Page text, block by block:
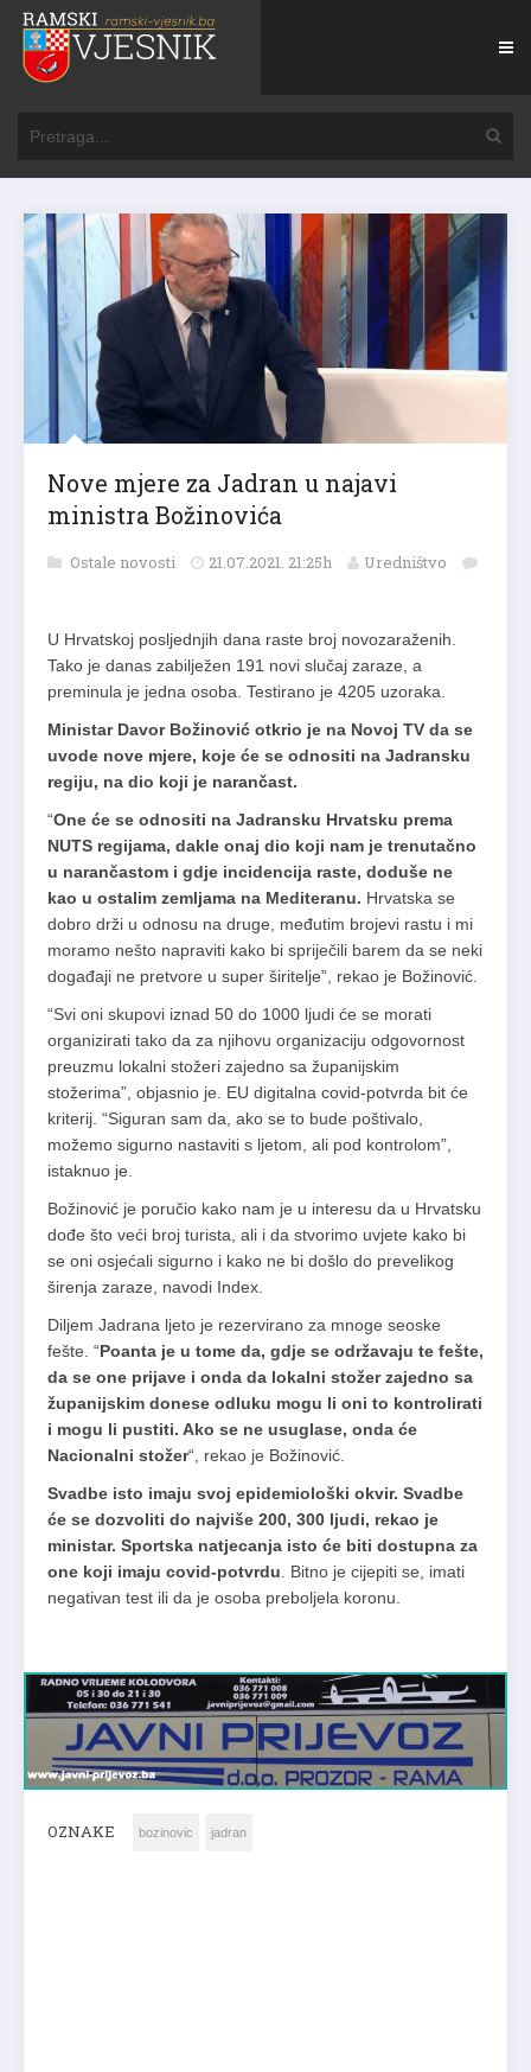
Nove mjere za Jadran u najavi
ministra Božinovića
Ostale novosti 21.07.2021. 21:25h Uredništvo
U Hrvatskoj posljednjih dana raste broj novozaraženih.
Tako je danas zabilježen 191 novi slučaj zaraze, a
preminula je jedna osoba. Testirano je 4205 uzoraka.
Ministar Davor Božinović otkrio je na Novoj TV da se
uvode nove mjere, koje će se odnositi na Jadransku
regiju, na dio koji je narančast.
“One će se odnositi na Jadransku Hrvatsku prema
NUTS regijama, dakle onaj dio koji nam je trenutačno
u narančastom i gdje incidencija raste, doduše ne
kao u ostalim zemljama na Mediteranu. Hrvatska se
dobro drži u odnosu na druge, međutim brojevi rastu i mi
moramo nešto napraviti kako bi spriječili barem da se neki
događaji ne pretvore u super širitelje”, rekao je Božinović.
“Svi oni skupovi iznad 50 do 1000 ljudi će se morati
organizirati tako da za njihovu organizaciju odgovornost
preuzmu lokalni stožeri zajedno sa županijskim
stožerima”, objasnio je. EU digitalna covid-potvrda bit će
kriterij. “Siguran sam da, ako se to bude poštivalo,
možemo sigurno nastaviti s ljetom, ali pod kontrolom”,
istaknuo je.
Božinović je poručio kako nam je u interesu da u Hrvatsku
dođe što veći broj turista, ali i da stvorimo uvjete kako bi
se oni osjećali sigurno i kako ne bi došlo do prevelikog
širenja zaraze, navodi Index.
Diljem Jadrana ljeto je rezervirano za mnoge seoske
fešte. “Poanta je u tome da, gdje se održavaju te fešte,
da se one prijave i onda da lokalni stožer zajedno sa
županijskim donese odluku mogu li oni to kontrolirati
i mogu li pustiti. Ako se ne usuglase, onda će
Nacionalni stožer“, rekao je Božinović.
Svadbe isto imaju svoj epidemiološki okvir. Svadbe
će se dozvoliti do najviše 200, 300 ljudi, rekao je
ministar. Sportska natjecanja isto će biti dostupna za
one koji imaju covid-potvrdu . Bitno je cijepiti se, imati
negativan test ili da je osoba preboljela koronu.
OZNAKE bozinovic jadran